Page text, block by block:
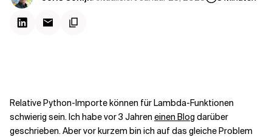
Relative Python-Importe können für Lambda-Funktionen
schwierig sein. Ich habe vor 3 Jahren einen Blog darüber
geschrieben. Aber vor kurzem bin ich auf das gleiche Problem